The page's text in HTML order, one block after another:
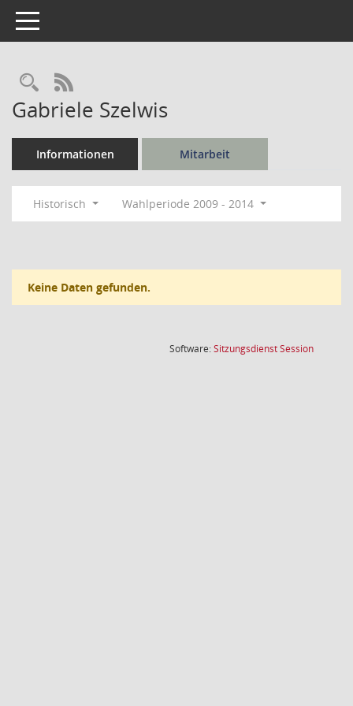
Toggle navigation
Rechercheauswahl
RSS-Feed
Gabriele Szelwis
Informationen Mitarbeit
Historisch Wahlperiode 2009 - 2014
Keine Daten gefunden.
Software:SitzungsdienstSession(Wird in